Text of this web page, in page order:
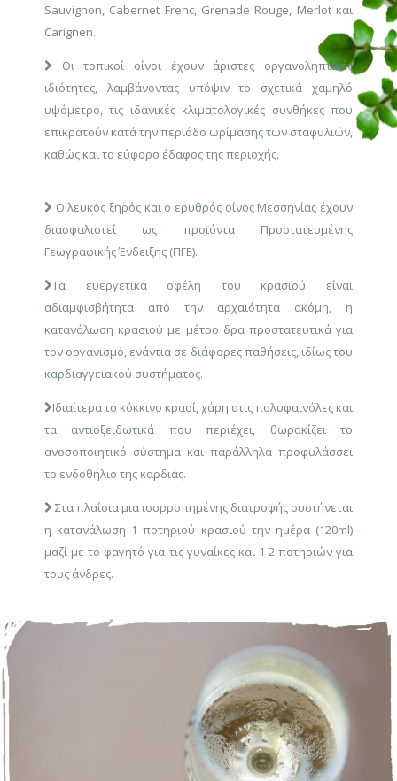
Sauvignon, Cabernet Frenc, Grenade Rouge, Merlot και
Carignen.
Οι τοπικοί οίνοι έχουν άριστες οργανοληπτικές
ιδιότητες, λαμβάνοντας υπόψιν το σχετικά χαμηλό
υψόμετρο, τις ιδανικές κλιματολογικές συνθήκες που
επικρατούν κατά την περιόδο ωρίμασης των σταφυλιών,
καθώς και το εύφορο έδαφος της περιοχής.
Ο λευκός ξηρός και ο ερυθρός οίνος Μεσσηνίας έχουν
διασφαλιστεί ως προϊόντα Προστατευμένης
Γεωγραφικής Ένδειξης (ΠΓΕ).
Τα ευεργετικά οφέλη του κρασιού είναι
αδιαμφισβήτητα από την αρχαιότητα ακόμη, η
κατανάλωση κρασιού με μέτρο δρα προστατευτικά για
τον οργανισμό, ενάντια σε διάφορες παθήσεις, ιδίως του
καρδιαγγειακού συστήματος.
Ιδιαίτερα το κόκκινο κρασί, χάρη στις πολυφαινόλες και
τα αντιοξειδωτικά που περιέχει, θωρακίζει το
ανοσοποιητικό σύστημα και παράλληλα προφυλάσσει
το ενδοθήλιο της καρδιάς.
Στα πλαίσια μια ισορροπημένης διατροφής συστήνεται
η κατανάλωση 1 ποτηριού κρασιού την ημέρα (120ml)
μαζί με το φαγητό για τις γυναίκες και 1-2 ποτηριών για
τους άνδρες.